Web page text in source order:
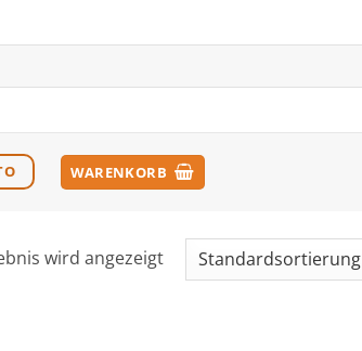
WARENKORB
wird angezeigt